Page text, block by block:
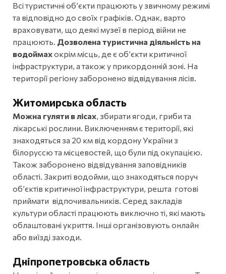
Всі туристичні об’єкти працюють у звичному режимі
та відповідно до своїх графіків. Однак, варто
враховувати, що деякі музеї в період війни не
працюють. Дозволена туристична діяльність на
водоймахокрім місць, де є об’єкти критичної
інфраструктури, а також у прикордонній зоні. На
території регіону заборонено відвідування лісів.
Житомирська область
Можна гуляти в лісах, збирати ягоди, гриби та
лікарські рослини. Виключенням є території, які
знаходяться за 20 км від кордону України з
білоруссю та місцевостей, що були під окупацією.
Також заборонено відвідування заповідників
області. Закриті водойми, що знаходяться поруч
об’єктів критичної інфраструктури, решта готові
приймати відпочивальників. Серед закладів
культури області працюють виключно ті, які мають
облаштовані укриття. Інші організовують онлайн
або виїзді заходи.
Дніпропетровська область